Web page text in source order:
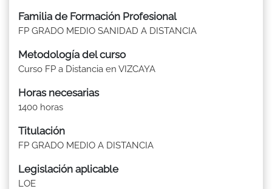
Familia de Formación Profesional
FP GRADO MEDIO SANIDAD A DISTANCIA
Metodología del curso
Curso FP a Distancia en VIZCAYA
Horas necesarias
1400 horas
Titulación
FP GRADO MEDIO A DISTANCIA
Legislación aplicable
LOE